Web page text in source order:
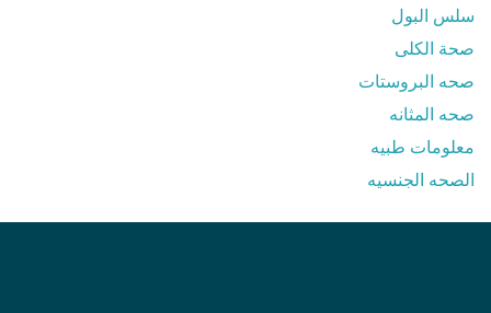
سلس البول
صحة الكلى
صحه البروستات
صحه المثانه⁩
معلومات طبيه⁩